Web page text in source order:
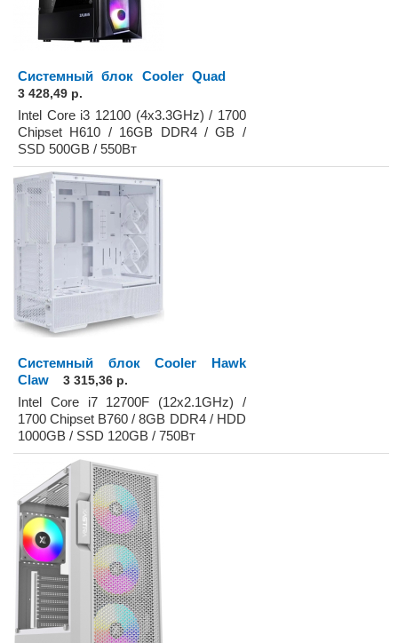
Системный блок Cooler Quad
3 428,49 р.
Intel Core i3 12100 (4x3.3GHz) / 1700
Chipset H610 / 16GB DDR4 / GB /
SSD 500GB / 550Вт
Системный блок Cooler Hawk
Claw
3 315,36 р.
Intel Core i7 12700F (12x2.1GHz) /
1700 Chipset B760 / 8GB DDR4 / HDD
1000GB / SSD 120GB / 750Вт